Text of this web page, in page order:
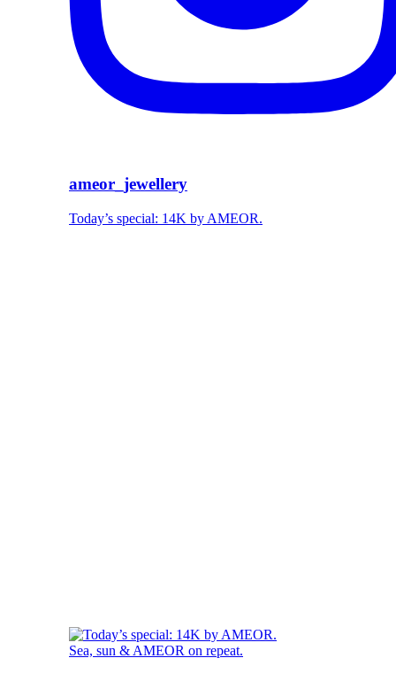
ameor_jewellery
Today’s special: 14K by AMEOR.
Sea, sun & AMEOR on repeat.